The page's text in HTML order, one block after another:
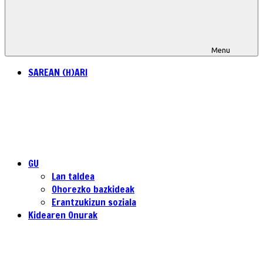
Menu
SAREAN (H)ARI
GU
Lan taldea
Ohorezko bazkideak
Erantzukizun soziala
Kidearen Onurak